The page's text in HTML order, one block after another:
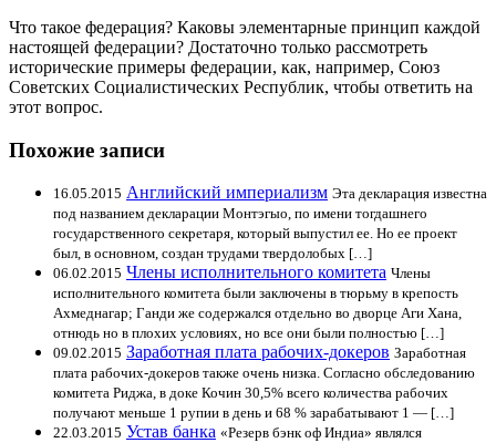
Что такое федерация? Каковы элементарные принцип каждой
настоящей федерации? Достаточно только рассмотреть
исторические примеры федерации, как, например, Союз
Советских Социалистических Республик, чтобы ответить на
этот вопрос.
Похожие записи
16.05.2015 Английский империализм Эта декларация известна
под названием декларации Монтэгыо, по имени тогдашнего
государственного секретаря, который выпустил ее. Но ее проект
был, в основном, создан трудами твердолобых […]
06.02.2015 Члены исполнительного комитета Члены
исполнительного комитета были заключены в тюрьму в крепость
Ахмеднагар; Ганди же содержался отдельно во дворце Аги Хана,
отнюдь но в плохих условиях, но все они были полностью […]
09.02.2015 Заработная плата рабочих-докеров Заработная
плата рабочих-докеров также очень низка. Согласно обследованию
комитета Риджа, в доке Кочин 30,5% всего количества рабочих
получают меньше 1 рупии в день и 68 % зарабатывают 1 — […]
22.03.2015 Устав банка «Резерв бэнк оф Индиа» являлся